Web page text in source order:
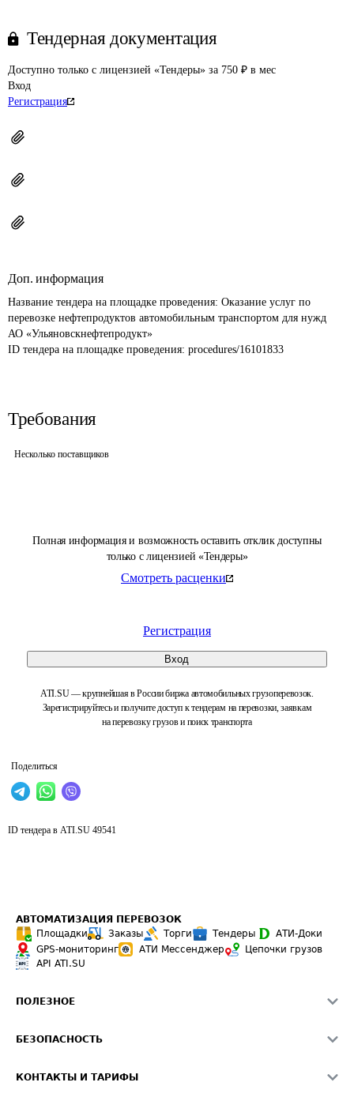
Полная информация и возможность оставить отклик доступны
только с лицензией «Тендеры»
Смотреть расценки
Регистрация
Вход
ATI.SU — крупнейшая в России биржа автомобильных грузоперевозок.
Зарегистрируйтесь и получите доступ к тендерам на перевозки, заявкам
на перевозку грузов и поиск транспорта
Поделиться
Тендерная документация
Доступно только с лицензией «Тендеры» за 750 ₽ в мес
Вход
Регистрация
Доп. информация
Название тендера на площадке проведения: Оказание услуг по
перевозке нефтепродуктов автомобильным транспортом для нужд
АО «Ульяновскнефтепродукт»
ID тендера на площадке проведения: procedures/16101833
Требования
Несколько поставщиков
ID тендера в ATI.SU 49541
АВТОМАТИЗАЦИЯ ПЕРЕВОЗОК
Площадки
Заказы Торги Тендеры
АТИ-Доки
GPS-мониторинг
АТИ Мессенджер
Цепочки грузов
API ATI.SU
ПОЛЕЗНОЕ
Звезды ATI.SU на вашем сайте
БЕЗОПАСНОСТЬ
КОНТАКТЫ И ТАРИФЫ